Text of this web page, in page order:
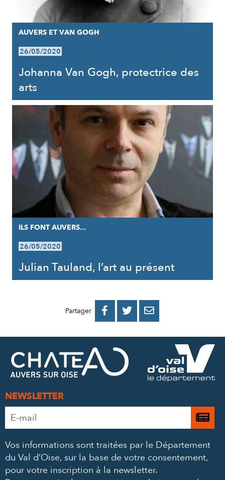
AUVERS ET VAN GOGH
26/05/2020
Johanna Van Gogh, protectrice des
arts
ILS FONT AUVERS...
26/05/2020
Julian Tauland, l’art au présent
Partager 
PARTAGER
FACEBOOK
PARTAGER
PARTAGER
MAIL
NEWSLETTER
Adresse
e-
*
Je
à
Vos informations sont traitées par le Département
du Val d’Oise, sur la base de votre consentement,
pour votre inscription à la newsletter.